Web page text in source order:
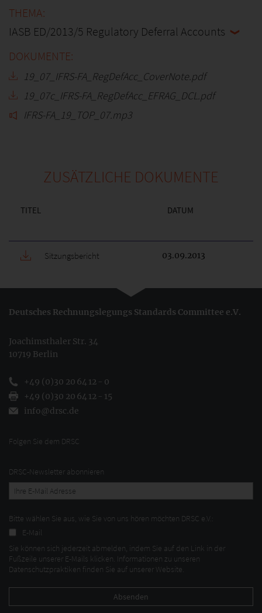
IASB ED/2013/5 Regulatory Deferral Accounts
19_07_IFRS-FA_RegDefAcc_CoverNote.pdf
19_07c_IFRS-FA_RegDefAcc_EFRAG_DCL.pdf
IFRS-FA_19_TOP_07.mp3
ZUSÄTZLICHE DOKUMENTE
TITEL DATUM
Sitzungsbericht 03.09.2013
Deutsches Rechnungslegungs Standards Committee e.V.
Joachimsthaler Str. 34
10719 Berlin
+49 (0)30 20 64 12 - 0
+49 (0)30 20 64 12 - 15
info@drsc.de
Folgen Sie dem DRSC
DRSC-Newsletter abonnieren
Bitte wählen Sie aus, wie Sie von uns hören möchten DRSC e.V.:
E-Mail
Sie können sich jederzeit abmelden, indem Sie auf den Link in der
Fußzeile unserer E-Mails klicken. Informationen zu unseren
Datenschutzpraktiken finden Sie auf unserer Website.